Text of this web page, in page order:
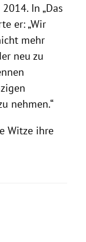
In „Das
er: „Wir
mehr
neu zu
nehmen.“
Witze ihre